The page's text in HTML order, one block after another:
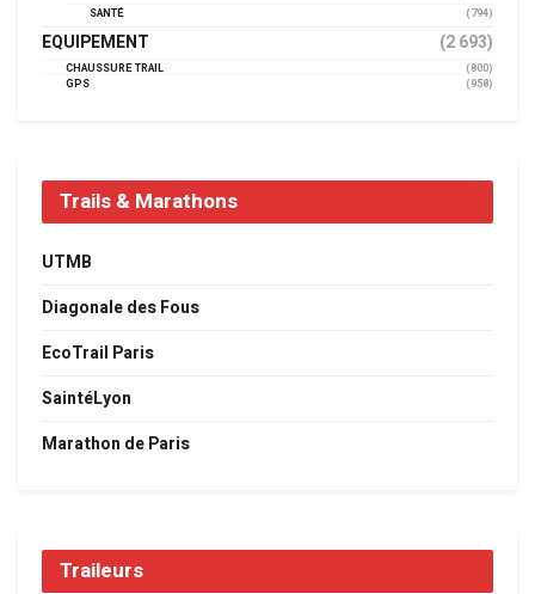
SANTÉ
(794)
EQUIPEMENT (2 693)
CHAUSSURE TRAIL
(800)
GPS
(958)
Trails & Marathons
UTMB
Diagonale des Fous
EcoTrail Paris
SaintéLyon
Marathon de Paris
Traileurs